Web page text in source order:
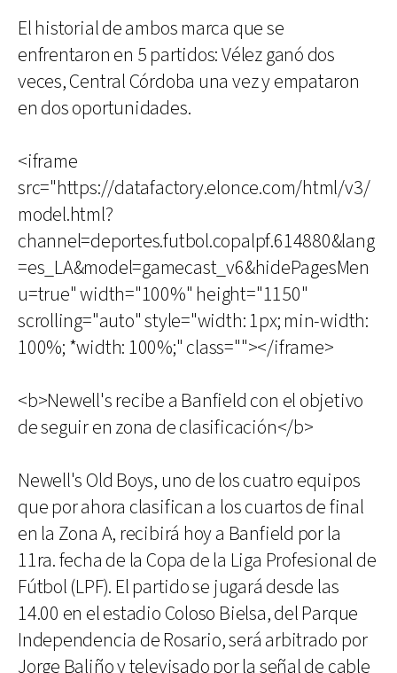
El historial de ambos marca que se
enfrentaron en 5 partidos: Vélez ganó dos
veces, Central Córdoba una vez y empataron
en dos oportunidades.
<iframe
src="https://datafactory.elonce.com/html/v3/
model.html?
channel=deportes.futbol.copalpf.614880&lang
=es_LA&model=gamecast_v6&hidePagesMen
u=true" width="100%" height="1150"
scrolling="auto" style="width: 1px; min-width:
100%; *width: 100%;" class=""></iframe>
<b>Newell's recibe a Banfield con el objetivo
de seguir en zona de clasificación</b>
Newell's Old Boys, uno de los cuatro equipos
que por ahora clasifican a los cuartos de final
en la Zona A, recibirá hoy a Banfield por la
11ra. fecha de la Copa de la Liga Profesional de
Fútbol (LPF). El partido se jugará desde las
14.00 en el estadio Coloso Bielsa, del Parque
Independencia de Rosario, será arbitrado por
Jorge Baliño y televisado por la señal de cable